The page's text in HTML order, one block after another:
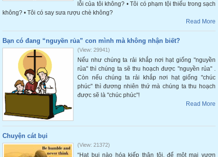
lỗi của tôi không? • Tôi có phạm tội thiếu trong sạch
không? • Tôi có say sưa rượu chè không?
Read More
Bạn có đang “nguyền rủa” con mình mà không nhận biết?
(View: 29941)
Nếu như chúng ta rải khắp nơi hạt giống "nguyền
rủa" thì chúng ta sẽ thu hoạch được "nguyền rủa" .
Còn nếu chúng ta rải khắp nơi hạt giống "chúc
phúc" thì đương nhiên thứ mà chúng ta thu hoạch
được sẽ là "chúc phúc"!
Read More
Chuyện cát bụi
(View: 21372)
“Hạt bụi nào hóa kiếp thân tôi, để một mai vươn